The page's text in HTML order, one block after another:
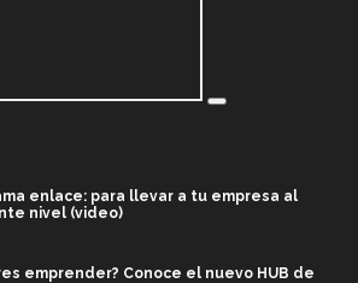
enlace: para llevar a tu empresa al
nivel (video)
emprender? Conoce el nuevo HUB de